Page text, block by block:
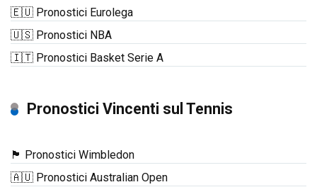
🇪🇺 Pronostici Eurolega
🇺🇸 Pronostici NBA
🇮🇹 Pronostici Basket Serie A
Pronostici Vincenti sul Tennis
🏴󠁧󠁢󠁥󠁮󠁧󠁿 Pronostici Wimbledon
🇦🇺 Pronostici Australian Open